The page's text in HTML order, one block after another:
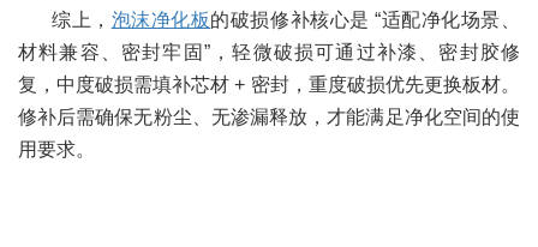
综上， 泡沫净化板的破损修补核心是 “适配净化场景、
材料兼容、密封牢固”，轻微破损可通过补漆、密封胶修
复，中度破损需填补芯材 + 密封，重度破损优先更换板材。
修补后需确保无粉尘、无渗漏释放，才能满足净化空间的使
用要求。